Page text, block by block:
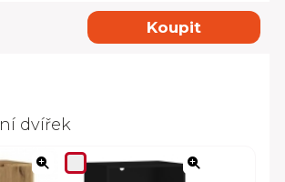
Koupit
dvířek